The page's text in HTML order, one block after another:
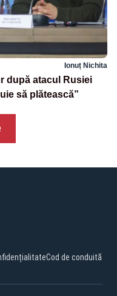
Ionuț Nichita
după atacul Rusiei
să plătească”
Cod de conduită